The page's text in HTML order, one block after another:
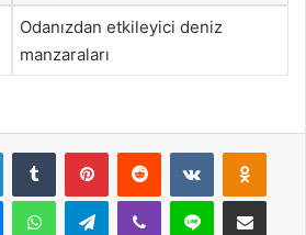
Odanızdan etkileyici deniz
manzaraları
LinkedInTumblr PinterestReddit VKontakte
MessengerWhatsAppTelegramViber Line E-Posta ile